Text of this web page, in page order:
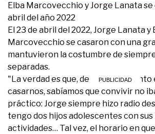
Elba Marcovecchio y Jorge Lanata se
abril del año 2022
El 23 de abril del 2022, Jorge Lanata y
Marcovecchio se casaron con una
mantuvieron la costumbre de
separadas.
"La verdad es que, desde el momento
casarnos, sabíamos que convivir no
práctico: Jorge siempre hizo radio
tengo dos hijos adolescentes con sus
actividades… Tal vez, el horario en